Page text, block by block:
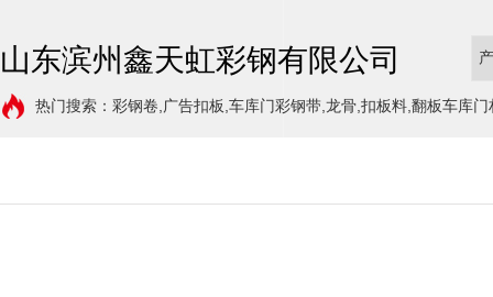
山东滨州鑫天虹彩钢有限公司
热门搜索：彩钢卷,广告扣板,车库门彩钢带,龙骨,扣板料,翻板车库